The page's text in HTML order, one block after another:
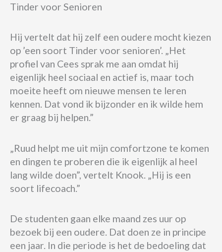
Tinder voor Senioren
Hij vertelt dat hij zelf een oudere mocht kiezen
op ’een soort Tinder voor senioren’. „Het
profiel van Cees sprak me aan omdat hij
eigenlijk heel sociaal en actief is, maar toch
moeite heeft om nieuwe mensen te leren
kennen. Dat vond ik bijzonder en ik wilde hem
er graag bij helpen.”
„Ruud helpt me uit mijn comfortzone te komen
en dingen te proberen die ik eigenlijk al heel
lang wilde doen”, vertelt Knook. „Hij is een
soort lifecoach.”
De studenten gaan elke maand zes uur op
bezoek bij een oudere. Dat doen ze in principe
een jaar. In die periode is het de bedoeling dat